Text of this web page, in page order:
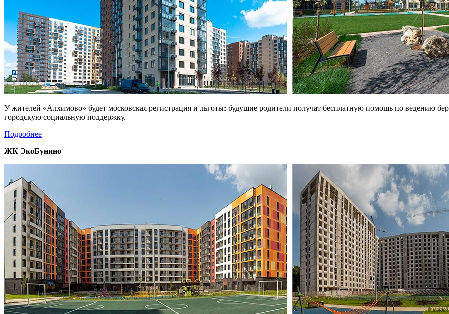
У жителей «Алхимово» будет московская регистрация и льготы: будущие родители получат бесплатную помощь по ведению
городскую социальную поддержку.
Подробнее
ЖК ЭкоБунино